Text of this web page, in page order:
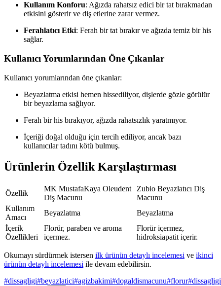
Kullanım Konforu: Ağızda rahatsız edici bir tat bırakmadan
etkisini gösterir ve diş etlerine zarar vermez.
Ferahlatıcı Etki: Ferah bir tat bırakır ve ağızda temiz bir his
sağlar.
Kullanıcı Yorumlarından Öne Çıkanlar
Kullanıcı yorumlarından öne çıkanlar:
Beyazlatma etkisi hemen hissediliyor, dişlerde gözle görülür
bir beyazlama sağlıyor.
Ferah bir his bırakıyor, ağızda rahatsızlık yaratmıyor.
İçeriği doğal olduğu için tercih ediliyor, ancak bazı
kullanıcılar tadını kötü bulmuş.
Ürünlerin Özellik Karşılaştırması
Özellik
MK MustafaKaya Oleudent
Diş Macunu
Zubio Beyazlatıcı Diş
Macunu
Kullanım
Amacı
Beyazlatma
Beyazlatma
İçerik
Özellikleri
Florür, paraben ve aroma
içermez.
Florür içermez,
hidroksiapatit içerir.
Okumayı sürdürmek istersen ilk ürünün detaylı incelemesi ve ikinci
ürünün detaylı incelemesi ile devam edebilirsin.
#dissagligi#beyazlatici#agizbakimi#dogaldismacunu#florur#dissagligi